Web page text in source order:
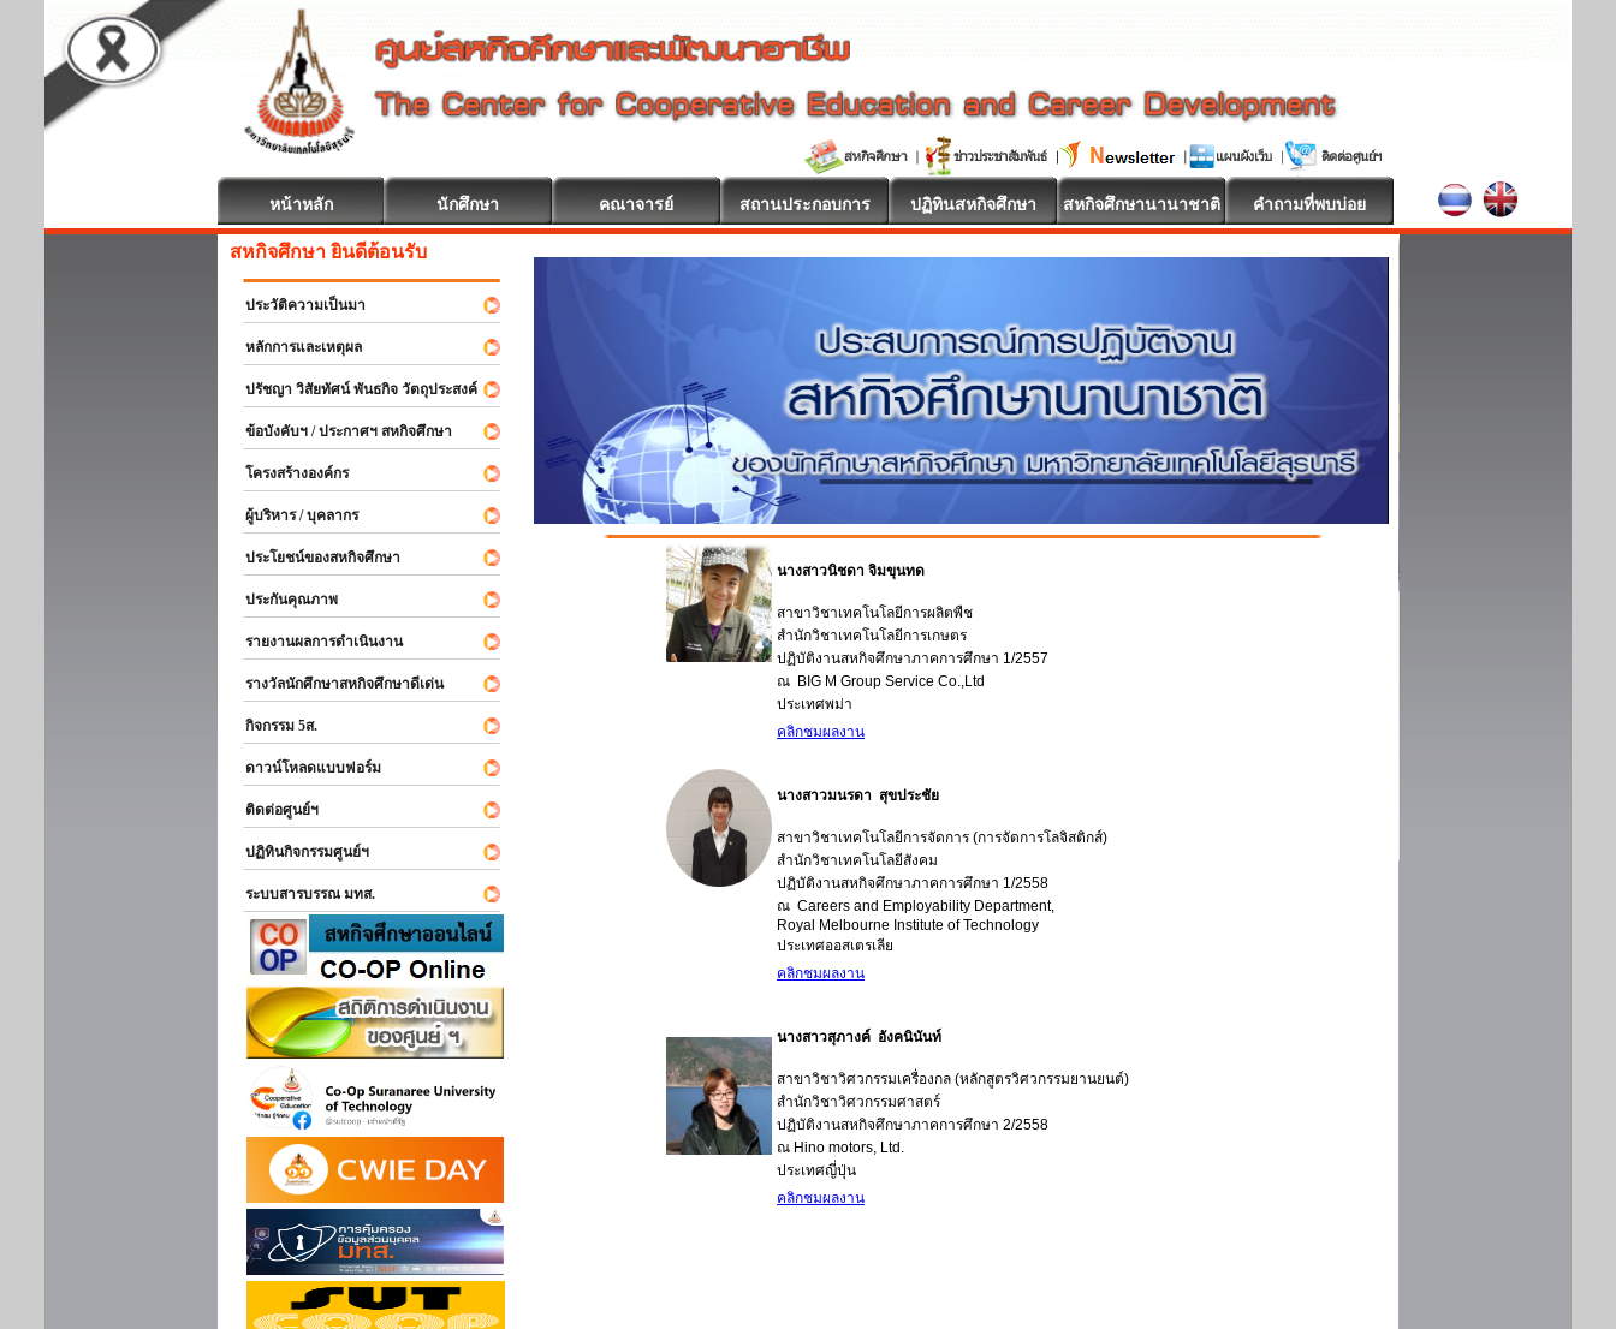
หน้าหลัก นักศึกษา คณาจารย์ สถานประกอบการ ปฏิทินสหกิจศึกษา สหกิจศึกษานานาชาติ คำถามที่พบบ่อย
สหกิจศึกษา ยินดีต้อนรับ
ประวัติความเป็นมา
หลักการและเหตุผล
ปรัชญา วิสัยทัศน์ พันธกิจ วัตถุประสงค์
ข้อบังคับฯ / ประกาศฯ สหกิจศึกษา
โครงสร้างองค์กร
ผู้บริหาร / บุคลากร
ประโยชน์ของสหกิจศึกษา
ประกันคุณภาพ
รายงานผลการดำเนินงาน
รางวัลนักศึกษาสหกิจศึกษาดีเด่น
กิจกรรม 5ส.
ดาวน์โหลดแบบฟอร์ม
ติดต่อศูนย์ฯ
ปฏิทินกิจกรรมศูนย์ฯ
ระบบสารบรรณ มทส.
นางสาวนิชดา จิมขุนทด
สาขาวิชาเทคโนโลยีการผลิตพืช
สำนักวิชาเทคโนโลยีการเกษตร
ปฏิบัติงานสหกิจศึกษาภาคการศึกษา 1/2557
ณ BIG M Group Service Co.,Ltd
ประเทศพม่า
คลิกชมผลงาน
นางสาวมนรดา สุขประชัย
สาขาวิชาเทคโนโลยีการจัดการ (การจัดการโลจิสติกส์)
สำนักวิชาเทคโนโลยีสังคม
ปฏิบัติงานสหกิจศึกษาภาคการศึกษา 1/2558
ณ Careers and Employability Department,
Royal Melbourne Institute of Technology
ประเทศออสเตรเลีย
คลิกชมผลงาน
นางสาวสุภางค์ อังคนินันท์
สาขาวิชาวิศวกรรมเครื่องกล (หลักสูตรวิศวกรรมยานยนต์)
สำนักวิชาวิศวกรรมศาสตร์
ปฏิบัติงานสหกิจศึกษาภาคการศึกษา 2/2558
ณ Hino motors, Ltd.
ประเทศญี่ปุ่น
คลิกชมผลงาน